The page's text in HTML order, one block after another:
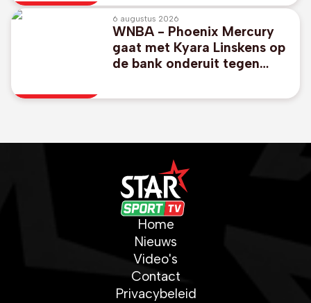
6 augustus 2026
WNBA - Phoenix Mercury
gaat met Kyara Linskens op
de bank onderuit tegen
Home
Nieuws
Video's
Contact
Privacybeleid